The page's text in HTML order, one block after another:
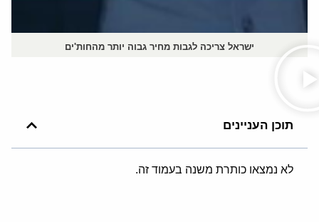
ישראל צריכה לגבות מחיר גבוה יותר מהחות'ים
תוכן העניינים
לא נמצאו כותרת משנה בעמוד זה.